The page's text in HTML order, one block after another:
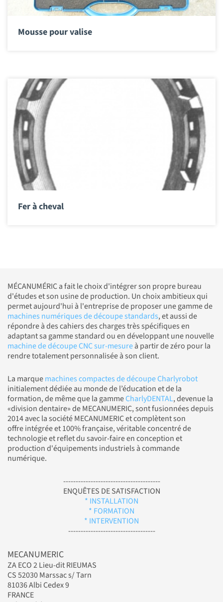
Mousse pour valise
Fer à cheval
MÉCANUMÉRIC a fait le choix d'intégrer son propre bureau
d'études et son usine de production. Un choix ambitieux qui
permet aujourd'hui à l'entreprise de proposer une gamme de
machines numériques de découpe standards, et aussi de
répondre à des cahiers des charges très spécifiques en
adaptant sa gamme standard ou en développant une nouvelle
machine de découpe CNC sur-mesureà partir de zéro pour la
rendre totalement personnalisée à son client.
La marquemachines compactes de découpe Charlyrobot
initialement dédiée au monde de l’éducation et de la
formation, de même que la gammeCharlyDENTAL, devenue la
«division dentaire» de MECANUMERIC, sont fusionnées depuis
2014 avec la société MECANUMERIC et complètent son
offre intégrée et 100% française, véritable concentré de
technologie et reflet du savoir-faire en conception et
production d'équipements industriels à commande
numérique.
---------------------------------------
ENQUÊTES DE SATISFACTION
* INSTALLATION
* FORMATION
* INTERVENTION
-----------------------------------
MECANUMERIC
ZA ECO 2 Lieu-dit RIEUMAS
CS 52030 Marssac s/ Tarn
81036 Albi Cedex 9
FRANCE